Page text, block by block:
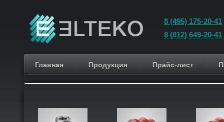
8 (495) 175-20-41
8 (812) 649-20-41
Главная Продукция Прайс-лист